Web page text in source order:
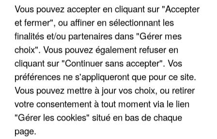
APRÈS TOUTES CES CANICULES, LES REFUGES
DE FAUNE SAUVAGE SONT...
Vous pouvez accepter en cliquant sur "Accepter
et fermer", ou affiner en sélectionnant les
finalités et/ou partenaires dans "Gérer mes
choix". Vous pouvez également refuser en
cliquant sur "Continuer sans accepter". Vos
préférences ne s'appliqueront que pour ce site.
Vous pouvez mettre à jour vos choix, ou retirer
votre consentement à tout moment via le lien
"Gérer les cookies" situé en bas de chaque
page.